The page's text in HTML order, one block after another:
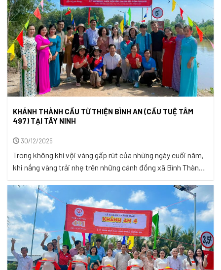
KHÁNH THÀNH CẦU TỪ THIỆN BÌNH AN (CẦU TUỆ TÂM
497) TẠI TÂY NINH
30/12/2025
Trong không khí vội vàng gấp rút của những ngày cuối năm,
khi nắng vàng trải nhẹ trên những cánh đồng xã Bình Thành,
tỉnh Tây Ninh, một niềm hạnh phúc lớn lao đã lan tỏa khắp
xóm làng. Ngày 28/12/2025, cầu Bình An (Tuệ Tâm 497)
chính thức được khánh thành trong tiếng cười ...